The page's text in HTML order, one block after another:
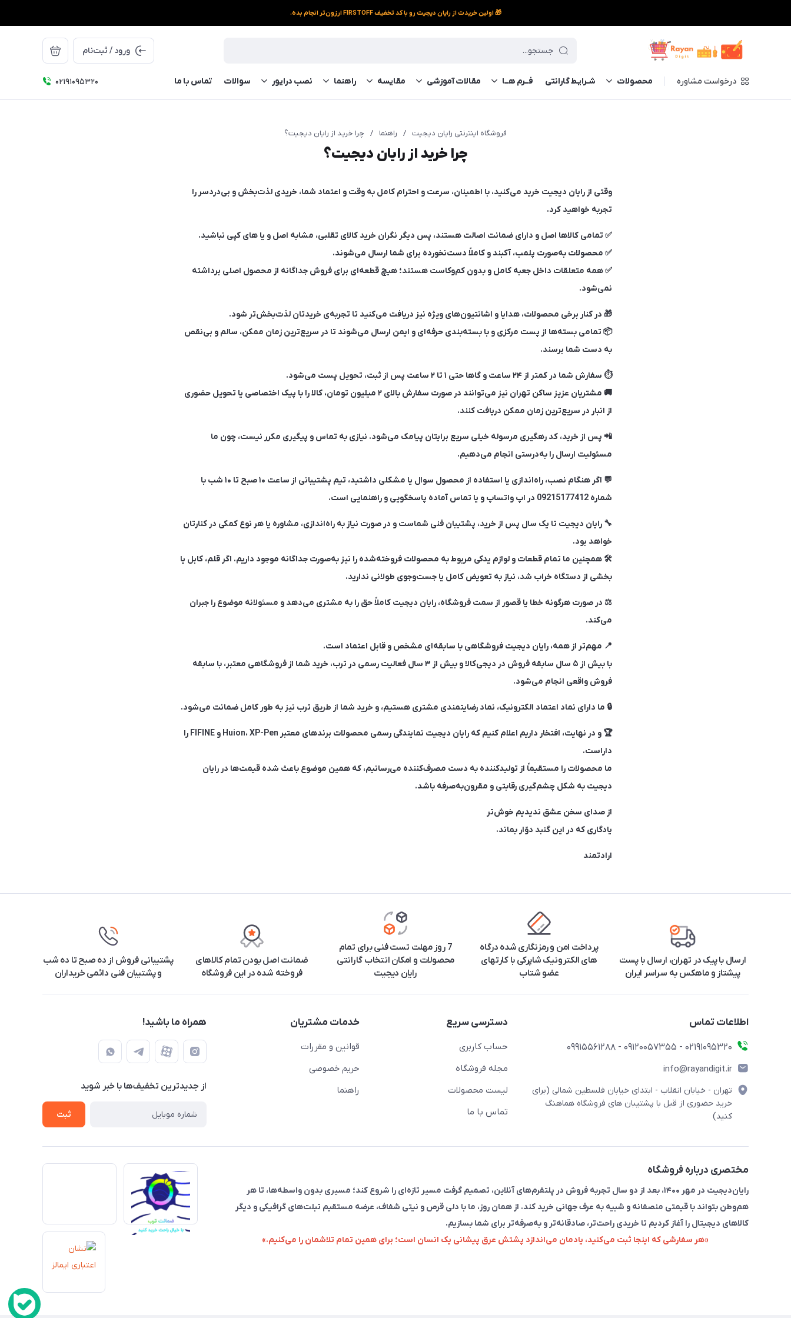
🎁 اولین خریدت از رایان دیجیت رو با کد تخفیف FIRSTOFF ارزون‌تر انجام بده.
ورود / ثبت‌نام
درخواست مشاوره محصولات شـرایـط گارانتی فــرم‌ هــا مقالات آموزشی مقایسه راهنما نصب درایور سوالات تماس با ما ۰۲۱91095320
فروشگاه اینترنتی رایان دیجیت / راهنما / چرا خرید از رایان دیجیت؟
چرا خرید از رایان دیجیت؟
وقتی از رایان دیجیت خرید می‌کنید، با اطمینان، سرعت و احترام کامل به وقت و اعتماد شما، خریدی لذت‌بخش و بی‌دردسر را
تجربه خواهید کرد.
✅ تمامی کالاها اصل و دارای ضمانت اصالت هستند، پس دیگر نگران خرید کالای تقلبی، مشابه اصل و یا های کپی نباشید.
✅ محصولات به‌صورت پلمب، آکبند و کاملاً دست‌نخورده برای شما ارسال می‌شوند.
✅ همه متعلقات داخل جعبه کامل و بدون کم‌وکاست هستند؛ هیچ قطعه‌ای برای فروش جداگانه از محصول اصلی برداشته
نمی‌شود.
🎁 در کنار برخی محصولات، هدایا و اشانتیون‌های ویژه نیز دریافت می‌کنید تا تجربه‌ی خریدتان لذت‌بخش‌تر شود.
📦 تمامی بسته‌ها از پست مرکزی و با بسته‌بندی حرفه‌ای و ایمن ارسال می‌شوند تا در سریع‌ترین زمان ممکن، سالم و بی‌نقص
به دست شما برسند.
⏱ سفارش شما در کمتر از ۲۴ ساعت و گاها حتی ۱ تا ۲ ساعت پس از ثبت، تحویل پست می‌شود.
🚚 مشتریان عزیز ساکن تهران نیز می‌توانند در صورت سفارش بالای ۲ میلیون تومان، کالا را با پیک اختصاصی یا تحویل حضوری
از انبار در سریع‌ترین زمان ممکن دریافت کنند.
📲 پس از خرید، کد رهگیری مرسوله خیلی سریع برایتان پیامک می‌شود. نیازی به تماس و پیگیری مکرر نیست، چون ما
مسئولیت ارسال را به‌درستی انجام می‌دهیم.
💬 اگر هنگام نصب، راه‌اندازی یا استفاده از محصول سوال یا مشکلی داشتید، تیم پشتیبانی از ساعت ۱۰ صبح تا ۱۰ شب با
شماره 09215177412 در اپ واتساپ و یا تماس آماده پاسخگویی و راهنمایی است.
🔧 رایان دیجیت تا یک سال پس از خرید، پشتیبان فنی شماست و در صورت نیاز به راه‌اندازی، مشاوره یا هر نوع کمکی در کنارتان
خواهد بود.
🛠 همچنین ما تمام قطعات و لوازم یدکی مربوط به محصولات فروخته‌شده را نیز به‌صورت جداگانه موجود داریم. اگر قلم، کابل یا
بخشی از دستگاه خراب شد، نیاز به تعویض کامل یا جست‌وجوی طولانی ندارید.
⚖ در صورت هرگونه خطا یا قصور از سمت فروشگاه، رایان دیجیت کاملاً حق را به مشتری می‌دهد و مسئولانه موضوع را جبران
می‌کند.
📍 مهم‌تر از همه، رایان دیجیت فروشگاهی با سابقه‌ای مشخص و قابل اعتماد است.
با بیش از ۵ سال سابقه فروش در دیجی‌کالا و بیش از ۳ سال فعالیت رسمی در ترب، خرید شما از فروشگاهی معتبر، با سابقه
فروش واقعی انجام می‌شود.
🔒 ما دارای نماد اعتماد الکترونیک، نماد رضایتمندی مشتری هستیم، و خرید شما از طریق ترب نیز به طور کامل ضمانت می‌شود.
🏆 و در نهایت، افتخار داریم اعلام کنیم که رایان دیجیت نمایندگی رسمی محصولات برندهای معتبر Huion، XP-Pen و FIFINE را
داراست.
ما محصولات را مستقیماً از تولیدکننده به دست مصرف‌کننده می‌رسانیم، که همین موضوع باعث شده قیمت‌ها در رایان
دیجیت به شکل چشم‌گیری رقابتی و مقرون‌به‌صرفه باشد.
از صدای سخن عشق ندیدیم خوش‌تر
یادگاری که در این گنبد دوّار بماند.
ارادتمند
ارسال با پیک در تهران، ارسال با پست
پیشتاز و ماهکس به سراسر ایران
پرداخت امن و رمزنگاری شده درگاه
های الکترونیک شاپرکی با کارتهای
عضو شتاب
7 روز مهلت تست فنی برای تمام
محصولات و امکان انتخاب گارانتی
رایان دیجیت
ضمانت اصل بودن تمام کالاهای
فروخته شده در این فروشگاه
پشتیبانی فروش از ده صبح تا ده شب
و پشتیبان فنی دائمی خریداران
اطلاعات تماس
۰۲۱91095320 - 09120057355 - 09915561288
info@rayandigit.ir
تهران - خیابان انقلاب - ابتدای خیابان فلسطین شمالی (برای
خرید حضوری از قبل با پشتیبان های فروشگاه هماهنگ
کنید)
دسترسی سریع
حساب کاربری
مجله فروشگاه
لیست محصولات
تماس با ما
خدمات مشتریان
قوانین و مقررات
حریم خصوصی
راهنما
همراه ما باشید!
از جدید‌ترین تخفیف‌ها با‌ خبر شوید
ثبت
مختصری درباره فروشگاه
رایان‌دیجیت در مهر ۱۴۰۰، بعد از دو سال تجربه فروش در پلتفرم‌های آنلاین، تصمیم گرفت مسیر تازه‌ای را شروع کند؛ مسیری بدون واسطه‌ها، تا هر
هم‌وطن بتواند با قیمتی منصفانه و شبیه به عرف جهانی خرید کند. از همان روز، ما با دلی قرص و نیتی شفاف، عرضه مستقیم تبلت‌های گرافیکی و دیگر
کالاهای دیجیتال را آغاز کردیم تا خریدی راحت‌تر، صادقانه‌تر و به‌صرفه‌تر برای شما بسازیم.
«هر سفارشی که اینجا ثبت می‌کنید، یادمان می‌اندازد پشتش عرق پیشانی یک انسان است؛ برای همین تمام تلاشمان را می‌کنیم.»